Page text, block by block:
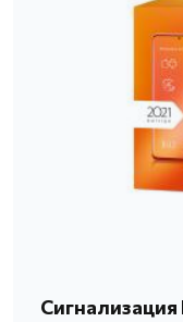
Сигнализация